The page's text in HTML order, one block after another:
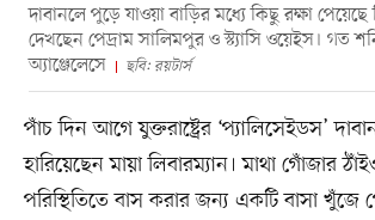
দাবানলে পুড়ে যাওয়া বাড়ির মধ্যে কিছু রক্ষা
দেখছেন পেদ্রাম সালিমপুর ও স্ট্যাসি ওয়েইস। গত
অ্যাঞ্জেলেসে
ছবি: রয়টার্স
পাঁচ দিন আগে যুক্তরাষ্ট্রের ‘প্যালিসেইডস’
হারিয়েছেন মায়া লিবারম্যান। মাথা গোঁজার
পরিস্থিতিতে বাস করার জন্য একটি বাসা খুঁজে